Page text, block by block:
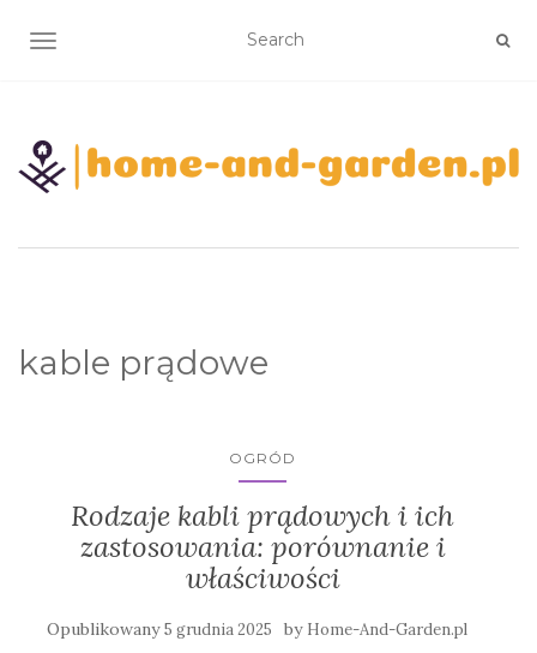
TOGGLE NAVIGATION
kable prądowe
OGRÓD
Rodzaje kabli prądowych i ich
zastosowania: porównanie i
właściwości
Opublikowany5 grudnia 2025 by Home-And-Garden.pl